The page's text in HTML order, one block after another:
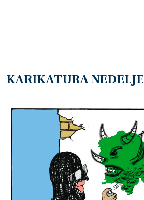
KARIKATURA NEDELJE